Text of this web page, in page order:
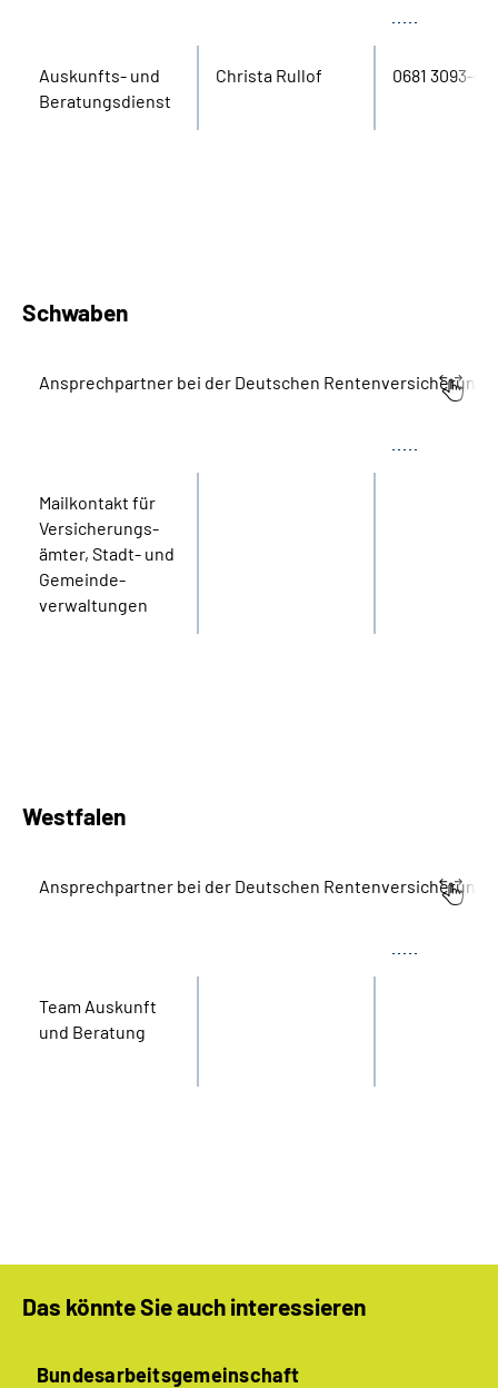
Aus­kunfts- und
Beratungs­dienst
Christa Rullof 0681 3093-0
Schwaben
Ansprechpartner bei der Deutschen Rentenversicherung
Mail­kontakt für
Versicherungs­
ämter, Stadt- und
Gemeinde­
verwaltungen
Westfalen
Ansprechpartner bei der Deutschen Rentenversicherung
Team Auskunft
und Beratung
Das könnte Sie auch interessieren
Bundesarbeitsgemein­schaft